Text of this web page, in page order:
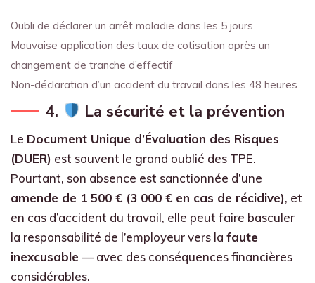
Oubli de déclarer un arrêt maladie dans les 5 jours
Mauvaise application des taux de cotisation après un
changement de tranche d’effectif
Non-déclaration d’un accident du travail dans les 48 heures
4. La sécurité et la prévention
Le Document Unique d’Évaluation des Risques
(DUER) est souvent le grand oublié des TPE.
Pourtant, son absence est sanctionnée d’une
amende de 1 500 € (3 000 € en cas de récidive), et
en cas d’accident du travail, elle peut faire basculer
la responsabilité de l’employeur vers la faute
inexcusable — avec des conséquences financières
considérables.